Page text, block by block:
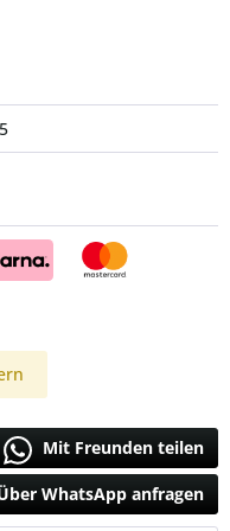
Mit Freunden teilen
WhatsApp anfragen